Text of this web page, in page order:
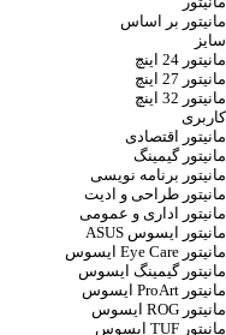
مانیتور بر اساس
سایز
مانیتور 24 اینچ
مانیتور 27 اینچ
مانیتور 32 اینچ
کاربری
مانیتور اقتصادی
مانیتور گیمینگ
مانیتور برنامه نویسی
مانیتور طراحی و ادیت
مانیتور اداری و عمومی
مانیتور ایسوس ASUS
مانیتور Eye Care ایسوس
مانیتور گیمینگ ایسوس
مانیتور ProArt ایسوس
مانیتور ROG ایسوس
مانیتور TUF ایسوس